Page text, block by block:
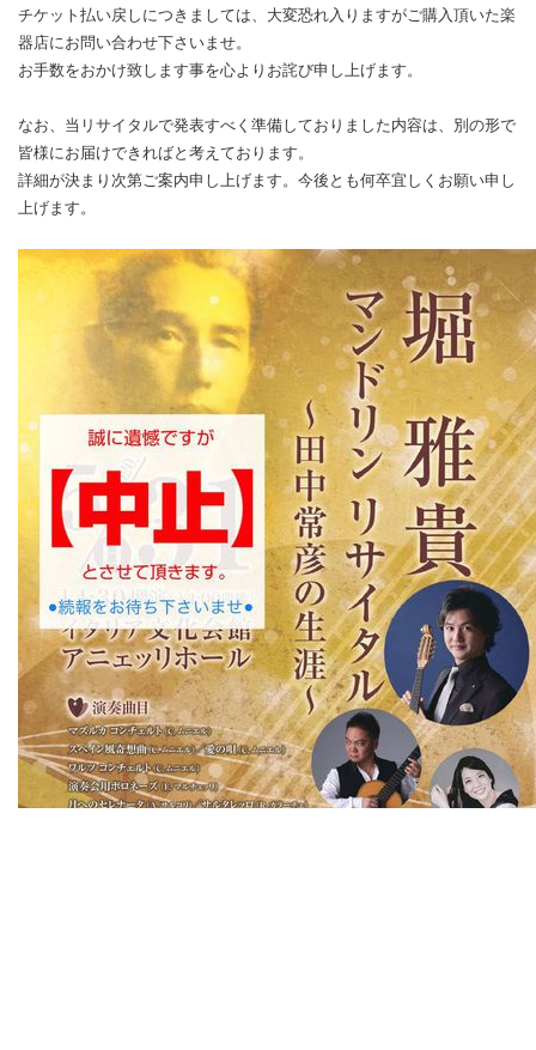
チケット払い戻しにつきましては、大変恐れ入りますがご購入頂いた楽
器店にお問い合わせ下さいませ。
お手数をおかけ致します事を心よりお詫び申し上げます。
なお、当リサイタルで発表すべく準備しておりました内容は、別の形で
皆様にお届けできればと考えております。
詳細が決まり次第ご案内申し上げます。今後とも何卒宜しくお願い申し
上げます。